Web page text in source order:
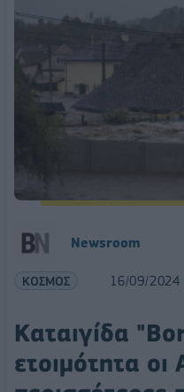
Newsroom
ΚΟΣΜΟΣ 16/09/2024
Καταιγίδα
ετοιμότητα οι